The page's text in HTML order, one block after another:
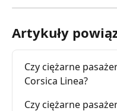
Artykuły
Czy ciężarne
Corsica Linea?
Czy ciężarne